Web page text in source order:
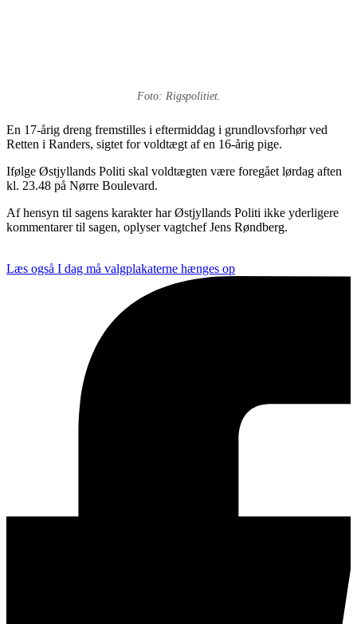
Foto: Rigspolitiet.
En 17-årig dreng fremstilles i eftermiddag i grundlovsforhør ved
Retten i Randers, sigtet for voldtægt af en 16-årig pige.
Ifølge Østjyllands Politi skal voldtægten være foregået lørdag aften
kl. 23.48 på Nørre Boulevard.
Af hensyn til sagens karakter har Østjyllands Politi ikke yderligere
kommentarer til sagen, oplyser vagtchef Jens Røndberg.
Læs også I dag må valgplakaterne hænges op